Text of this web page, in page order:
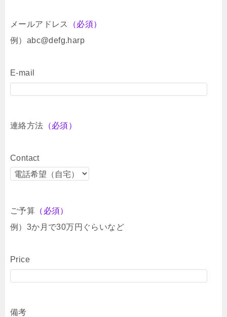
メールアドレス
（必須）
例）abc@defg.harp
E-mail
連絡方法 （必須）
Contact
ご予算 （必須）
例）3か月で30万円ぐらいなど
Price
備考